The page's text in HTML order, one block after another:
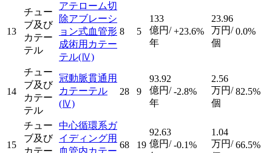
13
チュー
ブ及び
カテー
テル
アテローム切
除アブレーシ
ョン式血管形
成術用カテー
テル(Ⅳ)
8 5
133
億円/
年
+23.6%
23.96
万円/
個
0.0%
14
チュー
ブ及び
カテー
テル
冠動脈貫通用
カテーテル
(Ⅳ)
28 9
93.92
億円/
年
-2.8%
2.56
万円/
個
82.5%
15
チュー
ブ及び
中心循環系ガ
イディング用
68 19
92.63
億円/ -0.1%
1.04
万円/ 66.5%